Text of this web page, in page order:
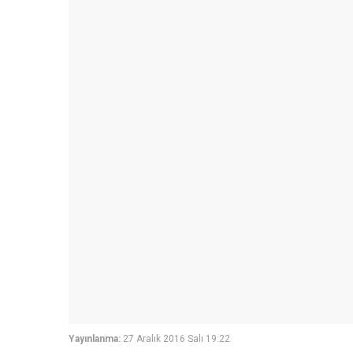
Yayınlanma: 27 Aralık 2016 Salı 19:22